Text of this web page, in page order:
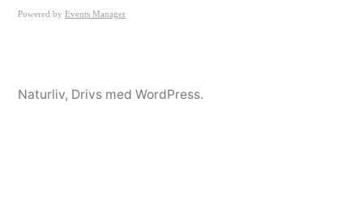
Powered by Events Manager
Naturliv, Drivs med WordPress.